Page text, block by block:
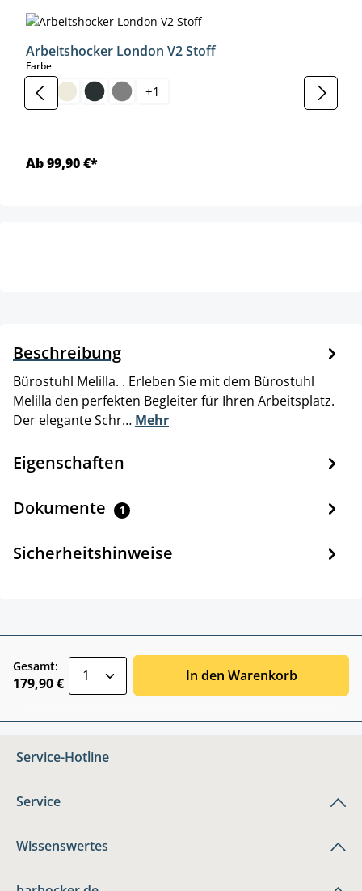
Arbeitshocker London V2 Stoff
Farbeauswählen
+1
Ab 99,90 €*
Beschreibung
Bürostuhl Melilla. . Erleben Sie mit dem Bürostuhl
Melilla den perfekten Begleiter für Ihren Arbeitsplatz.
Der elegante Schr… Mehr
Eigenschaften
Dokumente 1
Sicherheitshinweise
Gesamt:
179,90 € In den Warenkorb
Service-Hotline
Service
Wissenswertes